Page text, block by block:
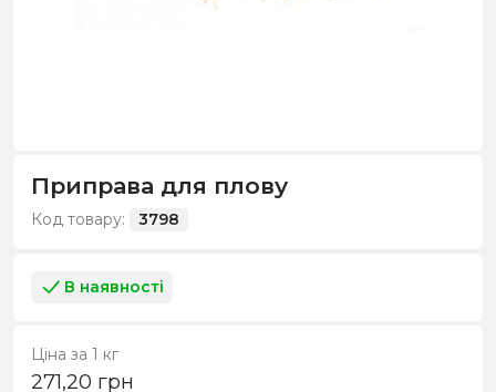
Приправа для плову
Код товару: 3798
В наявності
Ціна за 1 кг
271,20 грн